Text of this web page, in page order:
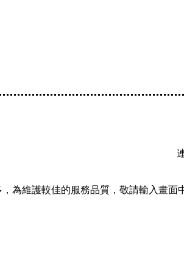
為維護較佳的服務品質，敬請輸入畫面